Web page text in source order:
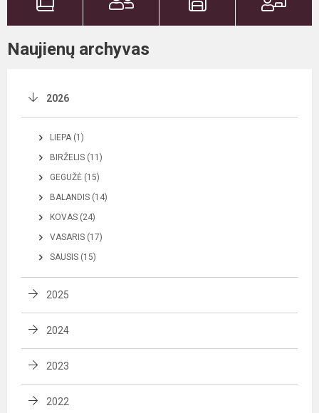
Naujienų archyvas
2026
LIEPA (1)
BIRŽELIS (11)
GEGUŽĖ (15)
BALANDIS (14)
KOVAS (24)
VASARIS (17)
SAUSIS (15)
2025
2024
2023
2022